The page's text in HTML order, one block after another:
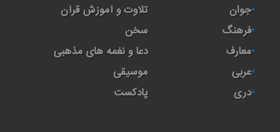
جوان
فرهنگ
معارف
عربی
دری
تلاوت و آموزش قرآن
سخن
دعا و نغمه های مذهبی
موسیقی
پادکست